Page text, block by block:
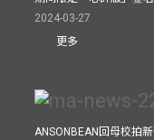
2024-03-27
更多
ANSONBEAN回母校拍